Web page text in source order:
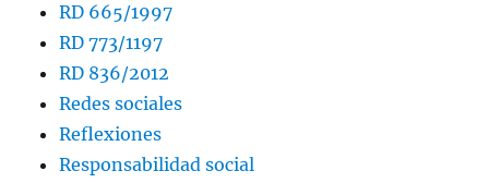
RD 665/1997
RD 773/1197
RD 836/2012
Redes sociales
Reflexiones
Responsabilidad social